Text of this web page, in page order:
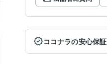
ココナラの安心保証